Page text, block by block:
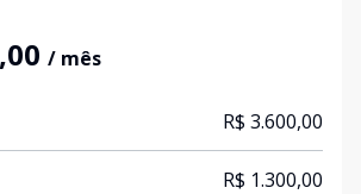
/ mês
R$ 3.600,00
R$ 1.300,00